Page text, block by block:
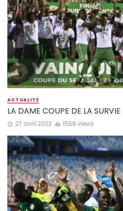
ACTUALITÉ
LA DAME COUPE DE LA SURVIE
27 avril 2023 1558 views